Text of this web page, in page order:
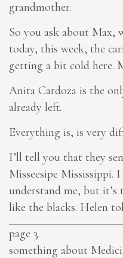
grandmother.
So you ask about Max,
today, this week, the
getting a bit cold here.
Anita Cardoza is the
already left.
Everything is, is very
I’ll tell you that they
Misseesipe
understand me, but
like the blacks. Helen
page 3.
something about